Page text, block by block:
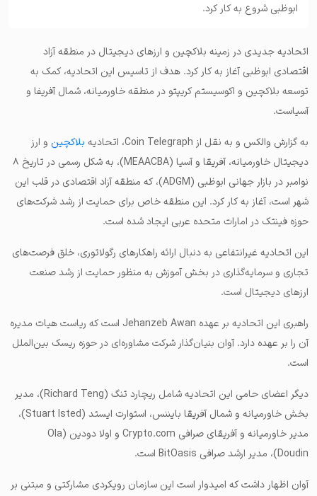
ابوظبی شروع به کار کرد.
اتحادیه جدیدی در زمینه بلاکچین و ارزهای دیجیتال در منطقه آزاد
اقتصادی ابوظبی آغاز به کار کرد. هدف از تاسیس این اتحادیه، کمک به
توسعه بلاکچین و اکوسیستم کریپتو در منطقه خاورمیانه، شمال آفریفا و
آسیاست.
به گزارش والکس و به نقل از Coin Telegraph، اتحادیه بلاکچین و ارز
دیجیتال خاورمیانه، آفریقا و آسیا (MEAACBA)، به شکل رسمی در تاریخ ۸
نوامبر در بازار جهانی ابوظبی (ADGM)، که منطقه‌ آزاد اقتصادی در قلب این
شهر است، آغاز به کار کرد. این منطقه خاص برای حمایت از رشد شرکت‌های
حوزه فینتک در امارات متحده عربی ایجاد شده است.
این اتحادیه غیرانتفاعی به دنبال ارائه راهکارهای رگولاتوری، خلق فرصت‌های
تجاری و سرمایه‌گذاری در بخش آموزش به منظور حمایت از رشد صنعت
ارزهای دیجیتال است.
راهبری این اتحادیه بر عهده Jehanzeb Awan است که ریاست هیات مدیره
آن را بر عهده دارد. آوان بنیان‌گذار شرکت مشاوره‌ای در حوزه ریسک بین‌الملل
است.
دیگر اعضای حامی این اتحادیه شامل ریچارد تنگ (Richard Teng)، مدیر
بخش خاورمیانه و شمال آفریقا بایننس، استوارت ایستد (Stuart Isted)،
مدیر خاورمیانه و آفریقای صرافی Crypto.com و اولا دودین (Ola
Doudin)، مدیر ارشد صرافی BitOasis است.
آوان اظهار داشت که امیدوار است این سازمان رویکردی مشارکتی و مبتنی بر